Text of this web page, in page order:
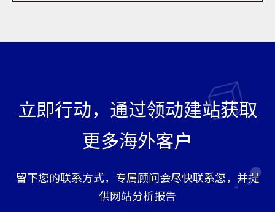
立即行动，通过领动建站获取
更多海外客户
留下您的联系方式，专属顾问会尽快联系您，并提
供网站分析报告